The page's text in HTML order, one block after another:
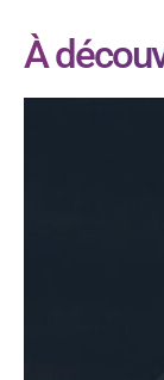
À